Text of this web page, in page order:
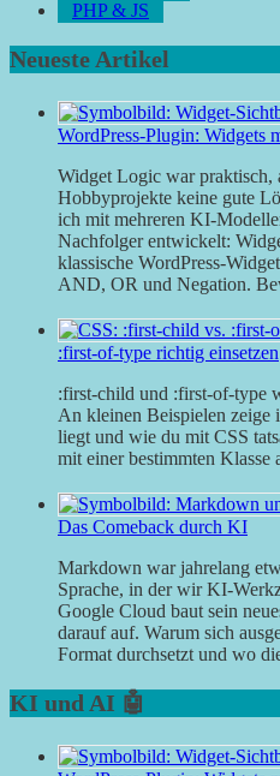
PHP & JS
Neueste Artikel
WordPress-Plugin: Widgets
Widget Logic war praktisch,
Hobbyprojekte keine gute
ich mit mehreren KI-
Nachfolger entwickelt:
klassische WordPress-
AND, OR und Negation.
:first-of-type richtig einsetzen
:first-child und :first-of-type
An kleinen Beispielen zeige
liegt und wie du mit CSS
mit einer bestimmten Klasse
Das Comeback durch KI
Markdown war jahrelang
Sprache, in der wir KI-
Google Cloud baut sein
darauf auf. Warum sich
Format durchsetzt und wo
KI und AI 🤖